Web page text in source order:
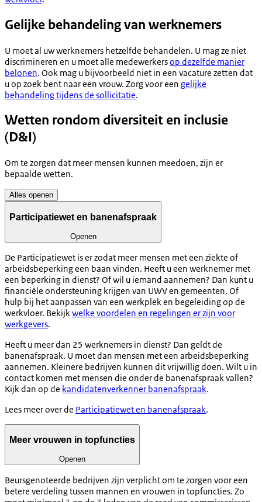
Gelijke behandeling van werknemers
U moet al uw werknemers hetzelfde behandelen. U mag ze niet
discrimineren en u moet alle medewerkersop dezelfde manier
belonen. Ook mag u bijvoorbeeld niet in een vacature zetten dat
u op zoek bent naar een vrouw. Zorg voor een gelijke
behandeling tijdens de sollicitatie.
Wetten rondom diversiteit en inclusie
(D&I)
Om te zorgen dat meer mensen kunnen meedoen, zijn er
bepaalde wetten.
Alles openen
Participatiewet en banenafspraak
Openen
De Participatiewet is er zodat meer mensen met een ziekte of
arbeidsbeperking een baan vinden. Heeft u een werknemer met
een beperking in dienst? Of wil u iemand aannemen? Dan kunt u
financiële ondersteuning krijgen van UWV en gemeenten. Of
hulp bij het aanpassen van een werkplek en begeleiding op de
werkvloer. Bekijk welke voordelen en regelingen er zijn voor
werkgevers.
Heeft u meer dan 25 werknemers in dienst? Dan geldt de
banenafspraak. U moet dan mensen met een arbeidsbeperking
aannemen. Kleinere bedrijven kunnen dit vrijwillig doen. Wilt u in
contact komen met mensen die onder de banenafspraak vallen?
Kijk dan op de kandidatenverkenner banenafspraak.
Lees meer over de Participatiewet en banenafspraak.
Meer vrouwen in topfuncties
Openen
Beursgenoteerde bedrijven zijn verplicht om te zorgen voor een
betere verdeling tussen mannen en vrouwen in topfuncties. Zo